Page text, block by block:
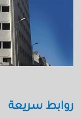
روابط سريعة